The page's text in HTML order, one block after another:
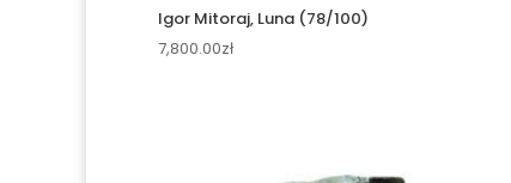
Igor Mitoraj, Luna (78/100)
7,800.00zł